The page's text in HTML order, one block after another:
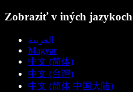
Zobraziť v iných jazykoch
العربية
Magyar
中文 (简体)
中文 (台灣)
中文 (简体 中国大陆)